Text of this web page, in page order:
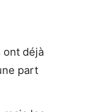
ont déjà
part